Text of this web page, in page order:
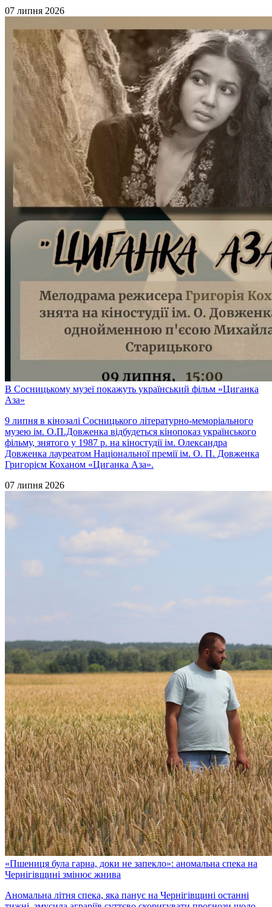
07 липня 2026
В Сосницькому музеї покажуть український фільм «Циганка
Аза»
9 липня в кінозалі Сосницького літературно-меморіального
музею ім. О.П.Довженка відбудеться кінопоказ українського
фільму, знятого у 1987 р. на кіностудії ім. Олександра
Довженка лауреатом Національної премії ім. О. П. Довженка
Григорієм Коханом «Циганка Аза».
07 липня 2026
«Пшениця була гарна, доки не запекло»: аномальна спека на
Чернігівщині змінює жнива
Аномальна літня спека, яка панує на Чернігівщині останні